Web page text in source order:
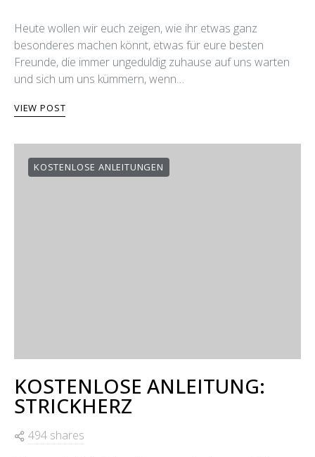
Heute wollen wir euch zeigen, wie ihr etwas ganz
besonderes machen könnt, etwas für eure besten
Freunde, die immer ungeduldig zuhause auf uns warten
und sich um uns kümmern, wenn…
VIEW POST
KOSTENLOSE ANLEITUNGEN
KOSTENLOSE ANLEITUNG:
STRICKHERZ
494 shares